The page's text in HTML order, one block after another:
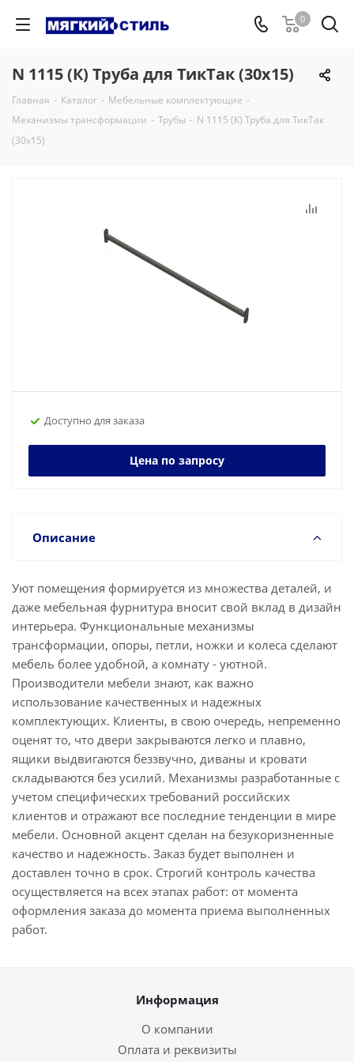
0
N 1115 (К) Труба для ТикТак (30х15)
Главная - Каталог - Мебельные комплектующие -
Механизмы трансформации - Трубы - N 1115 (К) Труба для ТикТак
(30х15)
Доступно для заказа
Цена по запросу
Описание
Уют помещения формируется из множества деталей, и
даже мебельная фурнитура вносит свой вклад в дизайн
интерьера. Функциональные механизмы
трансформации, опоры, петли, ножки и колеса сделают
мебель более удобной, а комнату - уютной.
Производители мебели знают, как важно
использование качественных и надежных
комплектующих. Клиенты, в свою очередь, непременно
оценят то, что двери закрываются легко и плавно,
ящики выдвигаются беззвучно, диваны и кровати
складываются без усилий. Механизмы разработанные с
учетом специфических требований российских
клиентов и отражают все последние тенденции в мире
мебели. Основной акцент сделан на безукоризненные
качество и надежность. Заказ будет выполнен и
доставлен точно в срок. Строгий контроль качества
осуществляется на всех этапах работ: от момента
оформления заказа до момента приема выполненных
работ.
Информация
О компании
Оплата и реквизиты